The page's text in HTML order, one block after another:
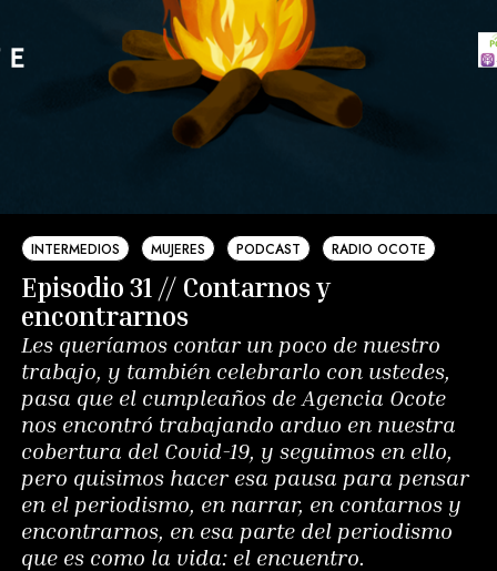
INTERMEDIOS MUJERES PODCAST RADIO OCOTE
Episodio 31 // Contarnos y
encontrarnos
Les queríamos contar un poco de nuestro
trabajo, y también celebrarlo con ustedes,
pasa que el cumpleaños de Agencia Ocote
nos encontró trabajando arduo en nuestra
cobertura del Covid-19, y seguimos en ello,
pero quisimos hacer esa pausa para pensar
en el periodismo, en narrar, en contarnos y
encontrarnos, en esa parte del periodismo
que es como la vida: el encuentro.